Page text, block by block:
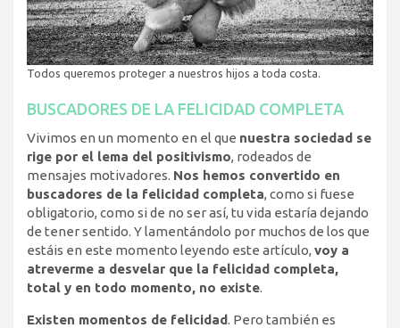
Todos queremos proteger a nuestros hijos a toda costa.
BUSCADORES DE LA FELICIDAD COMPLETA
Vivimos en un momento en el que nuestra sociedad se
rige por el lema del positivismo, rodeados de
mensajes motivadores. Nos hemos convertido en
buscadores de la felicidad completa, como si fuese
obligatorio, como si de no ser así, tu vida estaría dejando
de tener sentido. Y lamentándolo por muchos de los que
estáis en este momento leyendo este artículo, voy a
atreverme a desvelar que la felicidad completa,
total y en todo momento, no existe.
Existen momentos de felicidad. Pero también es